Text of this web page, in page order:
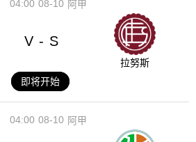
08-10
04:00 阿甲
V - S
拉努斯
即将开始
08-10
04:00 阿甲